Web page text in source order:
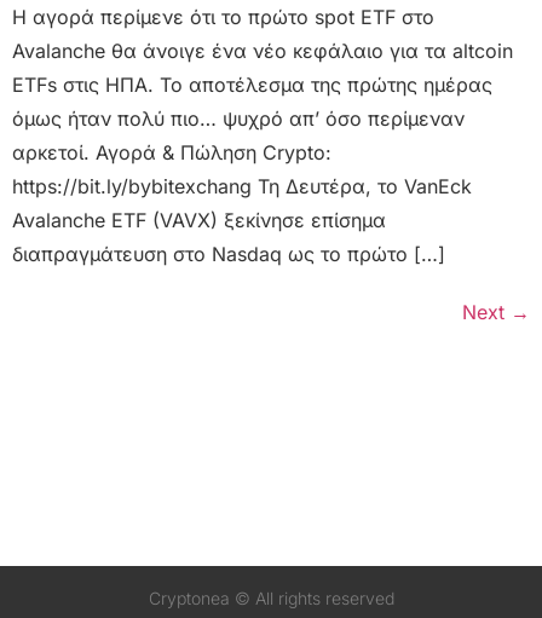
Η αγορά περίμενε ότι το πρώτο spot ETF στο
Avalanche θα άνοιγε ένα νέο κεφάλαιο για τα altcoin
ETFs στις ΗΠΑ. Το αποτέλεσμα της πρώτης ημέρας
όμως ήταν πολύ πιο… ψυχρό απ’ όσο περίμεναν
αρκετοί. Αγορά & Πώληση Crypto:
https://bit.ly/bybitexchang Τη Δευτέρα, το VanEck
Avalanche ETF (VAVX) ξεκίνησε επίσημα
διαπραγμάτευση στο Nasdaq ως το πρώτο […]
Next →
Cryptonea © All rights reserved